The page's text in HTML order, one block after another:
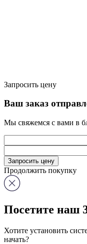
Запросить цену
Ваш заказ
Мы свяжемся с вами в
Запросить цену
Продолжить покупку
Посетите наш
Хотите установить
начать?